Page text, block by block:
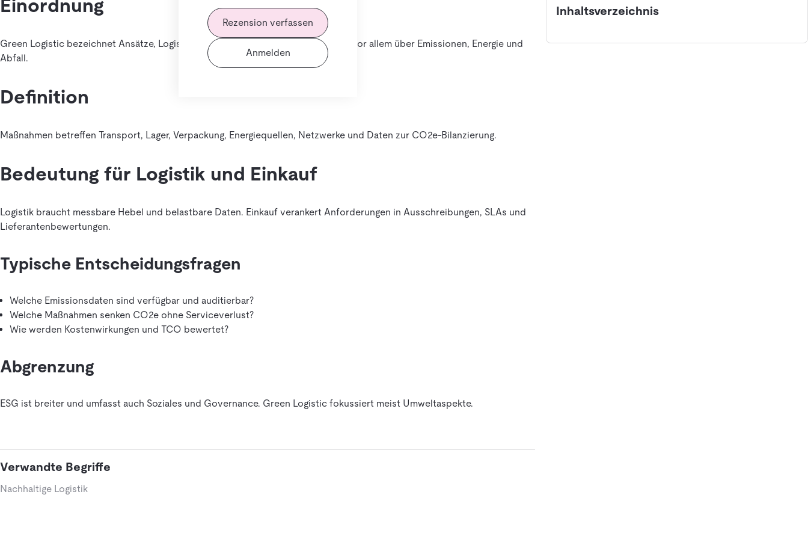
Rezension verfassen
Anmelden
Einordnung
Green Logistic bezeichnet Ansätze, Logistikprozesse ökologisch zu verbessern, vor allem über Emissionen, Energie und
Abfall.
Definition
Maßnahmen betreffen Transport, Lager, Verpackung, Energiequellen, Netzwerke und Daten zur CO2e-Bilanzierung.
Bedeutung für Logistik und Einkauf
Logistik braucht messbare Hebel und belastbare Daten. Einkauf verankert Anforderungen in Ausschreibungen, SLAs und
Lieferantenbewertungen.
Typische Entscheidungsfragen
Welche Emissionsdaten sind verfügbar und auditierbar?
Welche Maßnahmen senken CO2e ohne Serviceverlust?
Wie werden Kostenwirkungen und TCO bewertet?
Abgrenzung
ESG ist breiter und umfasst auch Soziales und Governance. Green Logistic fokussiert meist Umweltaspekte.
Verwandte Begriffe
Nachhaltige Logistik
Inhaltsverzeichnis